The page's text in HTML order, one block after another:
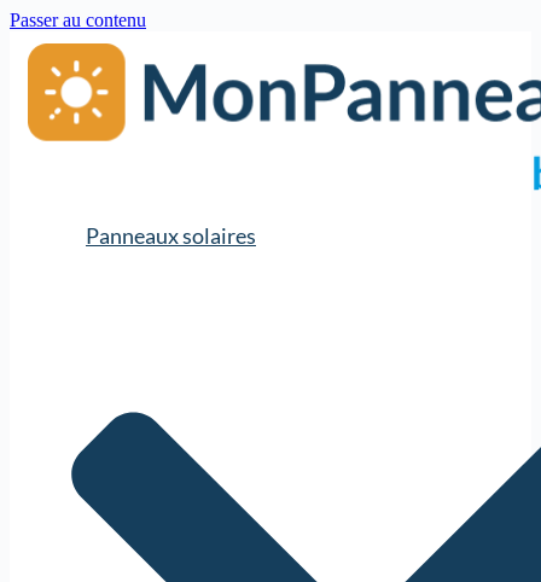
Passer au contenu
Panneaux solaires